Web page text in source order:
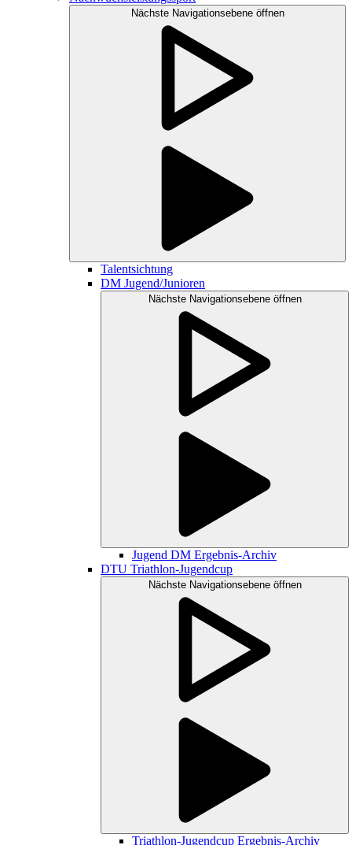
Nächste Navigationsebene öffnen
Talentsichtung
DM Jugend/Junioren
Nächste Navigationsebene öffnen
Jugend DM Ergebnis-Archiv
DTU Triathlon-Jugendcup
Nächste Navigationsebene öffnen
Triathlon-Jugendcup Ergebnis-Archiv